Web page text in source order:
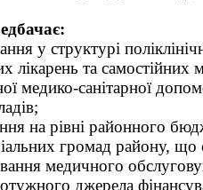
у структурі
лікарень та самостійних
медико-санітарної
на рівні районного
громад району,
медичного
джерела